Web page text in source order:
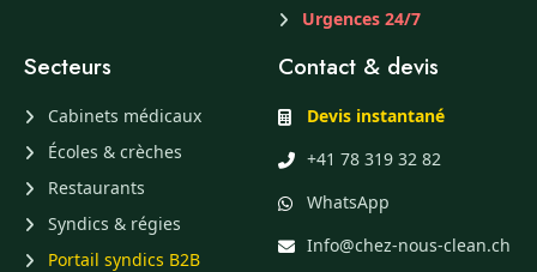
Urgences 24/7
Secteurs
Cabinets médicaux
Écoles & crèches
Restaurants
Syndics & régies
Portail syndics B2B
Contact & devis
Devis instantané
+41 78 319 32 82
WhatsApp
Info@chez-nous-clean.ch